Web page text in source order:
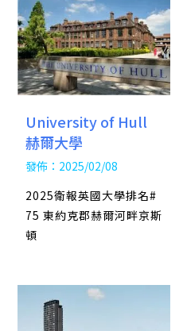
University of Hull
赫爾大學
發佈：2025/02/08
2025衛報英國大學排名#
75 東約克郡赫爾河畔京斯
頓